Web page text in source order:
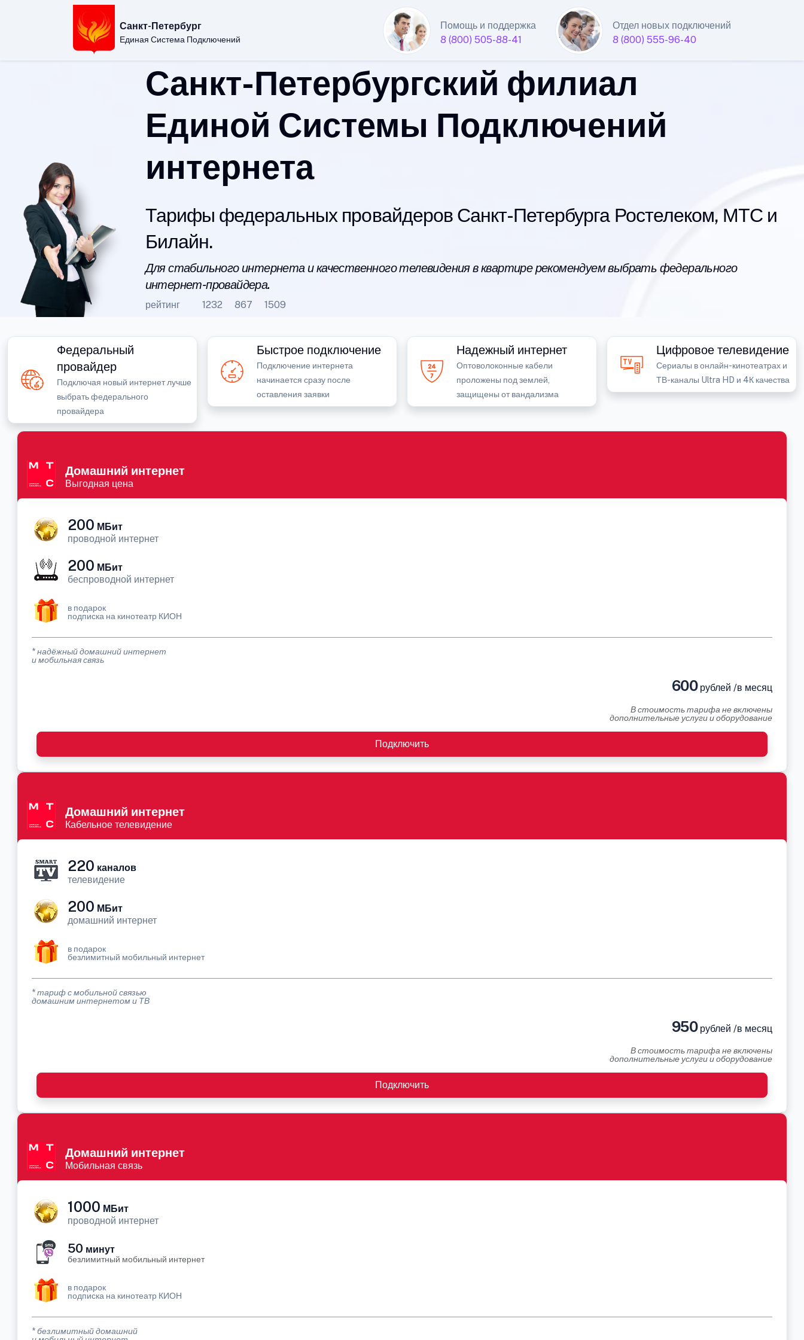
Санкт-Петербург
Единая Система Подключений
Помощь и поддержка
8 (800) 505-88-41
Отдел новых подключений
8 (800) 555-96-40
Санкт-Петербургский филиал
Единой Системы Подключений
интернета
Тарифы федеральных провайдеров Санкт-Петербурга Ростелеком, МТС и
Билайн.
Для стабильного интернета и качественного телевидения в квартире рекомендуем выбрать федерального
интернет-провайдера.
рейтинг 1232 867 1509
Федеральный
провайдер
Подключая новый интернет лучше
выбрать федерального
провайдера
Быстрое подключение
Подключение интернета
начинается сразу после
оставления заявки
Надежный интернет
Оптоволоконные кабели
проложены под землей,
защищены от вандализма
Цифровое телевидение
Сериалы в онлайн-кинотеатрах и
ТВ-каналы Ultra HD и 4К качества
Домашний интернет
Выгодная цена
200 МБит
проводной интернет
200 МБит
беспроводной интернет
в подарок
подписка на кинотеатр КИОН
* надёжный домашний интернет
и мобильная связь
600рублей /в месяц
В стоимость тарифа не включены
дополнительные услуги и оборудование
Подключить
Домашний интернет
Кабельное телевидение
220 каналов
телевидение
200 МБит
домашний интернет
в подарок
безлимитный мобильный интернет
* тариф с мобильной связью
домашним интернетом и ТВ
950рублей /в месяц
В стоимость тарифа не включены
дополнительные услуги и оборудование
Подключить
Домашний интернет
Мобильная связь
1000 МБит
проводной интернет
50 минут
безлимитный мобильный интернет
в подарок
подписка на кинотеатр КИОН
* безлимитный домашний